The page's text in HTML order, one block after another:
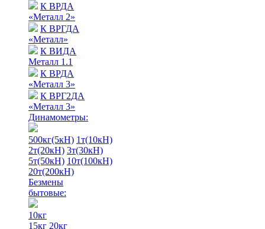
К ВРДА
«Металл 2»
К ВРГДА
«Металл»
К ВИДА
Металл 1.1
К ВРДА
«Металл 3»
К ВРГ2ДА
«Металл 3»
Динамометры:
500кг(5кН) 1т(10кН)
2т(20кН) 3т(30кН)
5т(50кН) 10т(100кН)
20т(200кН)
Безмены
бытовые:
10кг
15кг 20кг